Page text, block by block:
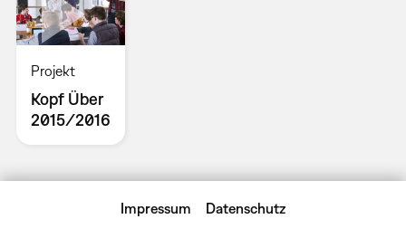
Projekt
Kopf Über
2015/2016
Impressum Datenschutz